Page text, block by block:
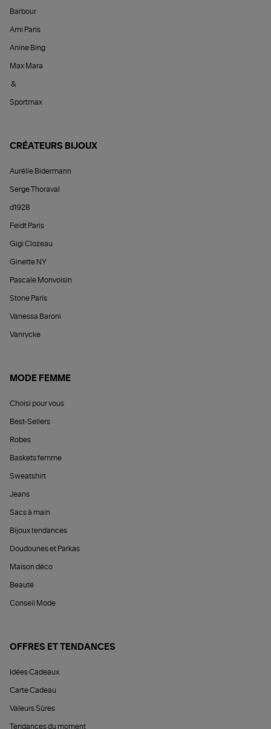
Barbour
Ami Paris
Anine Bing
Max Mara
&
Sportmax
CRÉATEURS BIJOUX
Aurélie Bidermann
Serge Thoraval
d1928
Feidt Paris
Gigi Clozeau
Ginette NY
Pascale Monvoisin
Stone Paris
Vanessa Baroni
Vanrycke
MODE FEMME
Choisi pour vous
Best-Sellers
Robes
Baskets femme
Sweatshirt
Jeans
Sacs à main
Bijoux tendances
Doudounes et Parkas
Maison déco
Beauté
Conseil Mode
OFFRES ET TENDANCES
Idées Cadeaux
Carte Cadeau
Valeurs Sûres
Tendances du moment